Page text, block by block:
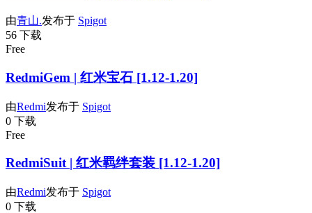
由青山.发布于 Spigot
56 下载
Free
RedmiGem | 红米宝石 [1.12-1.20]
由Redmi发布于 Spigot
0 下载
Free
RedmiSuit | 红米羁绊套装 [1.12-1.20]
由Redmi发布于 Spigot
0 下载